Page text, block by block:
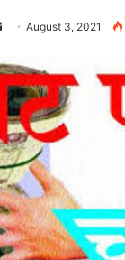
Send
email
August 3, 2021